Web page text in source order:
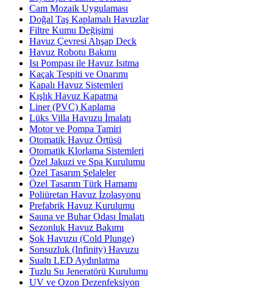
Cam Mozaik Uygulaması
Doğal Taş Kaplamalı Havuzlar
Filtre Kumu Değişimi
Havuz Çevresi Ahşap Deck
Havuz Robotu Bakımı
Isı Pompası ile Havuz Isıtma
Kaçak Tespiti ve Onarımı
Kapalı Havuz Sistemleri
Kışlık Havuz Kapatma
Liner (PVC) Kaplama
Lüks Villa Havuzu İmalatı
Motor ve Pompa Tamiri
Otomatik Havuz Örtüsü
Otomatik Klorlama Sistemleri
Özel Jakuzi ve Spa Kurulumu
Özel Tasarım Şelaleler
Özel Tasarım Türk Hamamı
Poliüretan Havuz İzolasyonu
Prefabrik Havuz Kurulumu
Sauna ve Buhar Odası İmalatı
Sezonluk Havuz Bakımı
Şok Havuzu (Cold Plunge)
Sonsuzluk (Infinity) Havuzu
Sualtı LED Aydınlatma
Tuzlu Su Jeneratörü Kurulumu
UV ve Ozon Dezenfeksiyon